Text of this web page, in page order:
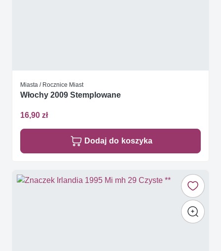
Miasta / Rocznice Miast
Włochy 2009 Stemplowane
16,90 zł
Dodaj do koszyka